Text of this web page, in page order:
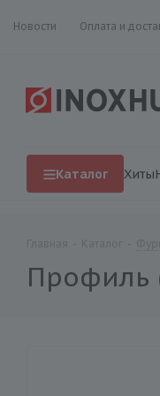
Новости Оплата и
Каталог Хиты
Профиль